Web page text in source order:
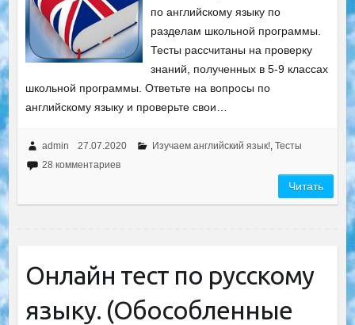
по английскому языку по
разделам школьной программы.
Тесты рассчитаны на проверку
знаний, полученных в 5-9 классах
школьной программы. Ответьте на вопросы по
английскому языку и проверьте свои…
admin 27.07.2020 Изучаем английский язык!, Тесты
28 комментариев
Читать
Онлайн тест по русскому
языку. (Обособленные